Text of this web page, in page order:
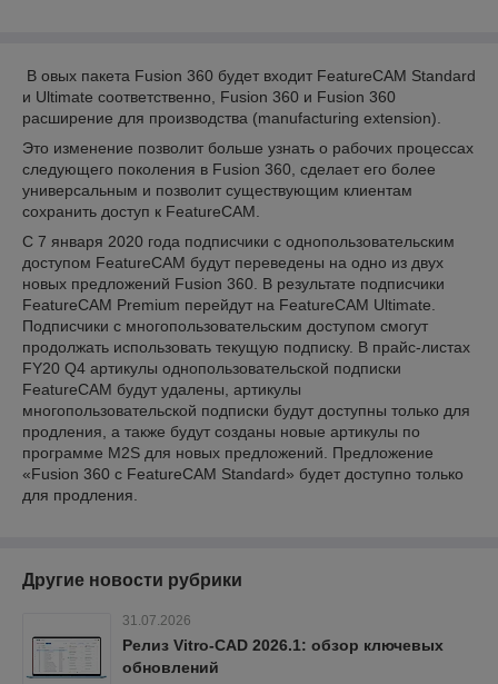
В овых пакета Fusion 360 будет входит FeatureCAM Standard
и Ultimate соответственно, Fusion 360 и Fusion 360
расширение для производства (manufacturing extension).
Это изменение позволит больше узнать о рабочих процессах
следующего поколения в Fusion 360, сделает его более
универсальным и позволит существующим клиентам
сохранить доступ к FeatureCAM.
С 7 января 2020 года подписчики c однопользовательским
доступом FeatureCAM будут переведены на одно из двух
новых предложений Fusion 360. В результате подписчики
FeatureCAM Premium перейдут на FeatureCAM Ultimate.
Подписчики с многопользовательским доступом смогут
продолжать использовать текущую подписку. В прайс-листах
FY20 Q4 артикулы однопользовательской подписки
FeatureCAM будут удалены, артикулы
многопользовательской подписки будут доступны только для
продления, а также будут созданы новые артикулы по
программе M2S для новых предложений. Предложение
«Fusion 360 с FeatureCAM Standard» будет доступно только
для продления.
Другие новости рубрики
31.07.2026
Релиз Vitro-CAD 2026.1: обзор ключевых
обновлений